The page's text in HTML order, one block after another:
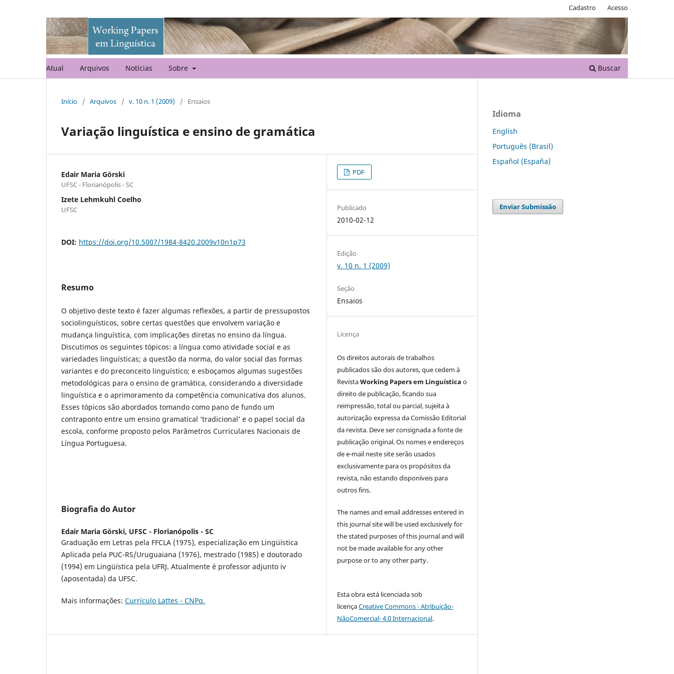
Atual Arquivos Notícias Sobre Buscar
Cadastro Acesso
Início / Arquivos / v. 10 n. 1 (2009) / Ensaios
Variação linguística e ensino de gramática
Edair Maria Görski
UFSC - Florianópolis - SC
Izete Lehmkuhl Coelho
UFSC
DOI: https://doi.org/10.5007/1984-8420.2009v10n1p73
Resumo
O objetivo deste texto é fazer algumas reflexões, a partir de pressupostos
sociolinguísticos, sobre certas questões que envolvem variação e
mudança linguística, com implicações diretas no ensino da língua.
Discutimos os seguintes tópicos: a língua como atividade social e as
variedades linguísticas; a questão da norma, do valor social das formas
variantes e do preconceito linguístico; e esboçamos algumas sugestões
metodológicas para o ensino de gramática, considerando a diversidade
linguística e o aprimoramento da competência comunicativa dos alunos.
Esses tópicos são abordados tomando como pano de fundo um
contraponto entre um ensino gramatical ‘tradicional’ e o papel social da
escola, conforme proposto pelos Parâmetros Curriculares Nacionais de
Língua Portuguesa.
Biografia do Autor
Edair Maria Görski, UFSC - Florianópolis - SC
Graduação em Letras pela FFCLA (1975), especialização em Lingüística
Aplicada pela PUC-RS/Uruguaiana (1976), mestrado (1985) e doutorado
(1994) em Lingüística pela UFRJ. Atualmente é professor adjunto iv
(aposentada) da UFSC.
Mais informações: Currículo Lattes - CNPq.
PDF
Publicado
2010-02-12
Edição
v. 10 n. 1 (2009)
Seção
Ensaios
Licença
Os direitos autorais de trabalhos
publicados são dos autores, que cedem à
RevistaWorking Papers em Linguísticao
direito de publicação, ficando sua
reimpressão, total ou parcial, sujeita à
autorização expressa da Comissão Editorial
da revista. Deve ser consignada a fonte de
publicação original. Os nomes e endereços
de e-mail neste site serão usados
exclusivamente para os propósitos da
revista, não estando disponíveis para
outros fins.
The names and email addresses entered in
this journal site will be used exclusively for
the stated purposes of this journal and will
not be made available for any other
purpose or to any other party.
Esta obra está licenciada sob
licençaCreative Commons - Atribuição-
NãoComercial- 4.0 Internacional.
Idioma
English
Português (Brasil)
Español (España)
Enviar Submissão